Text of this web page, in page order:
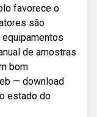
favorece o
são
de amostras
bom
— download
estado do